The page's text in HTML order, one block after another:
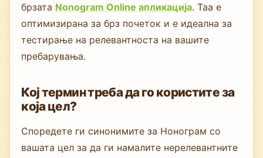
брзата Nonogram Online апликација. Таа е
оптимизирана за брз почеток и е идеална за
тестирање на релевантноста на вашите
пребарувања.
Кој термин треба да го користите за
која цел?
Споредете ги синонимите за Нонограм со
вашата цел за да ги намалите нерелевантните